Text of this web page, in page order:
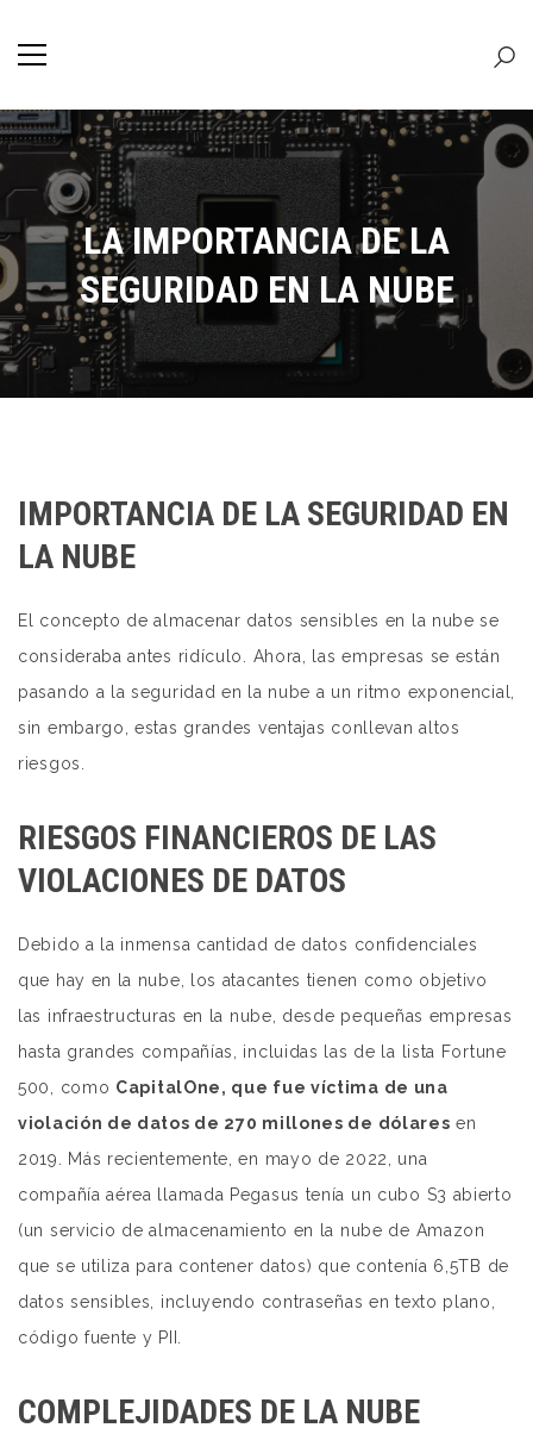
LA IMPORTANCIA DE LA
SEGURIDAD EN LA NUBE
IMPORTANCIA DE LA SEGURIDAD EN
LA NUBE
El concepto de almacenar datos sensibles en la nube se
consideraba antes ridículo. Ahora, las empresas se están
pasando a la seguridad en la nube a un ritmo exponencial,
sin embargo, estas grandes ventajas conllevan altos
riesgos.
RIESGOS FINANCIEROS DE LAS
VIOLACIONES DE DATOS
Debido a la inmensa cantidad de datos confidenciales
que hay en la nube, los atacantes tienen como objetivo
las infraestructuras en la nube, desde pequeñas empresas
hasta grandes compañías, incluidas las de la lista Fortune
500, como CapitalOne, que fue víctima de una
violación de datos de 270 millones de dólares en
2019. Más recientemente, en mayo de 2022, una
compañía aérea llamada Pegasus tenía un cubo S3 abierto
(un servicio de almacenamiento en la nube de Amazon
que se utiliza para contener datos) que contenía 6,5TB de
datos sensibles, incluyendo contraseñas en texto plano,
código fuente y PII.
COMPLEJIDADES DE LA NUBE